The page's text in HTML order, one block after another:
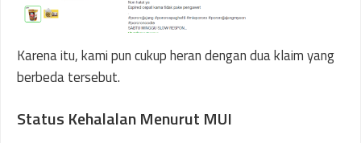
Karena itu, kami pun cukup heran dengan dua klaim yang
berbeda tersebut.
Status Kehalalan Menurut MUI